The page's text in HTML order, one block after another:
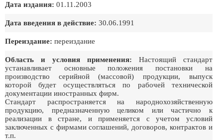
Дата издания: 01.11.2003
Дата введения в действие: 30.06.1991
Переиздание: переиздание
Область и условия применения: Настоящий стандарт
устанавливает основные положения постановки на
производство серийной (массовой) продукции, выпуск
которой будет осуществляться по рабочей технической
документации иностранных фирм.
Стандарт распространяется на народнохозяйственную
продукцию, предназначенную целиком или частично к
реализации в стране, и применяется с учетом условий
заключенных с фирмами соглашений, договоров, контрактов и
т.п.